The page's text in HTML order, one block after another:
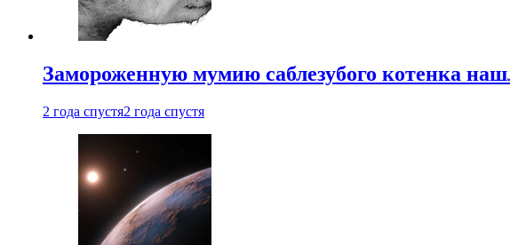
Замороженную мумию саблезубого котенка
2 года спустя2 года спустя